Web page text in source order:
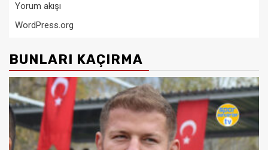
Yorum akışı
WordPress.org
BUNLARI KAÇIRMA